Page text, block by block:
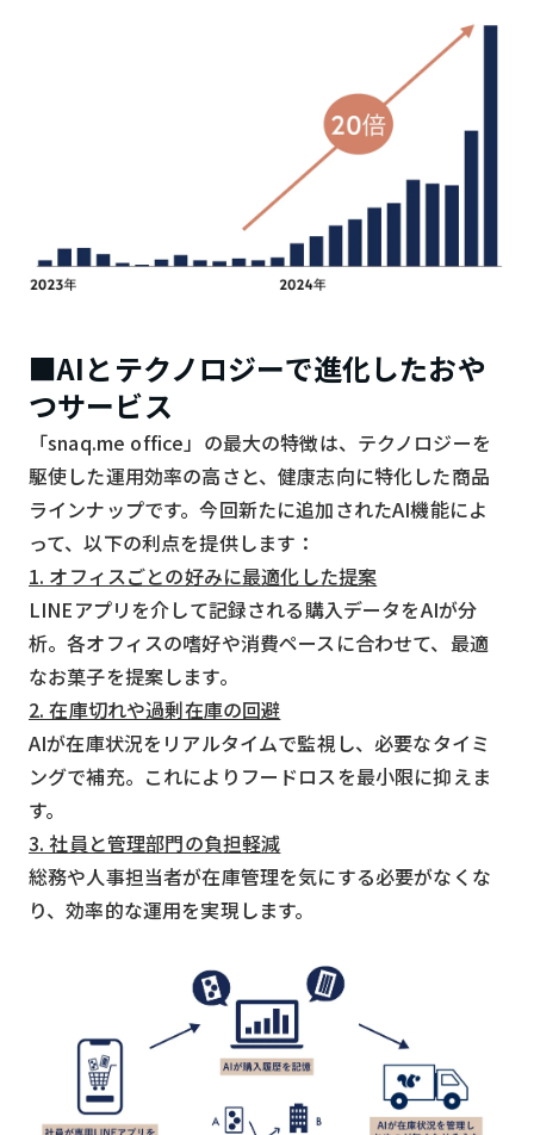
■AIとテクノロジーで進化したおや
つサービス
「snaq.me office」の最大の特徴は、テクノロジーを
駆使した運用効率の高さと、健康志向に特化した商品
ラインナップです。今回新たに追加されたAI機能によ
って、以下の利点を提供します：
1. オフィスごとの好みに最適化した提案
LINEアプリを介して記録される購入データをAIが分
析。各オフィスの嗜好や消費ペースに合わせて、最適
なお菓子を提案します。
2. 在庫切れや過剰在庫の回避
AIが在庫状況をリアルタイムで監視し、必要なタイミ
ングで補充。これによりフードロスを最小限に抑えま
す。
3. 社員と管理部門の負担軽減
総務や人事担当者が在庫管理を気にする必要がなくな
り、効率的な運用を実現します。